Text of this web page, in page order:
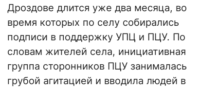
Дроздове длится уже два месяца, во
время которых по селу собирались
подписи в поддержку УПЦ и ПЦУ. По
словам жителей села, инициативная
группа сторонников ПЦУ занималась
грубой агитацией и вводила людей в